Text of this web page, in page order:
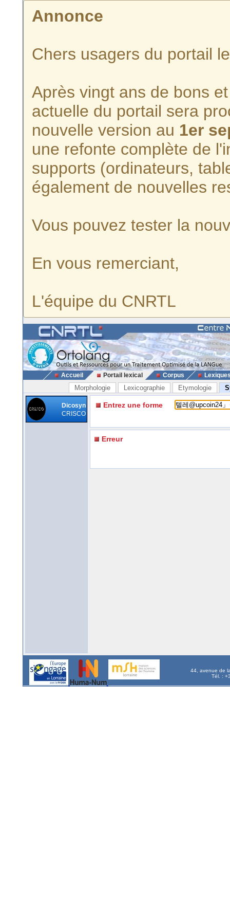
Annonce
Chers usagers du portail
Après vingt ans de bons
actuelle du portail sera
nouvelle version au 1er
une refonte complète de
supports (ordinateurs,
également de nouvelles
Vous pouvez tester la
En vous remerciant,
L'équipe du CNRTL
Accueil Portail lexical Corpus
Morphologie Lexicographie Etymologie
Dicosyn
CRISCO
Entrez une forme
Erreur
44, avenue de
Tél. :